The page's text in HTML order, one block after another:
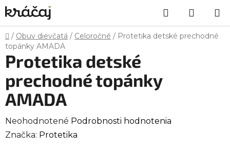
Prejsť
na
obsah
Hľadať
KOŠÍK
Domov
/ Obuv dievčatá / Celoročné / Protetika detské prechodné
topánky AMADA
Protetika detské
prechodné topánky
AMADA
Priemerné
hodnotenie
Neohodnotené Podrobnosti hodnotenia
Značka: Protetika